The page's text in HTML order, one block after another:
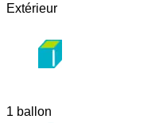
Extérieur
1 ballon